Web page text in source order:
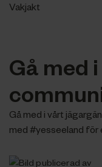
Vakjakt
Gå med
Gå med i vårt
med #yesseeland för